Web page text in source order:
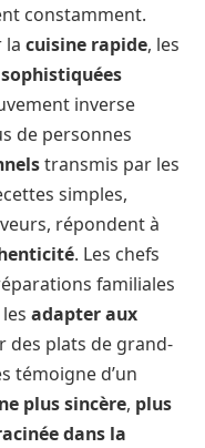
constamment.
la cuisine rapide, les
inverse
de personnes
transmis par les
simples,
répondent à
. Les chefs
familiales
adapter aux
des plats de grand-
témoigne d’un
plus sincère, plus
dans la